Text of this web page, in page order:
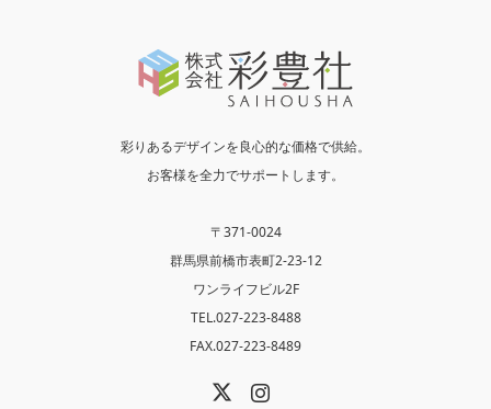
彩りあるデザインを良心的な価格で供給。
お客様を全力でサポートします。
〒371-0024
群馬県前橋市表町2-23-12
ワンライフビル2F
TEL.027-223-8488
FAX.027-223-8489